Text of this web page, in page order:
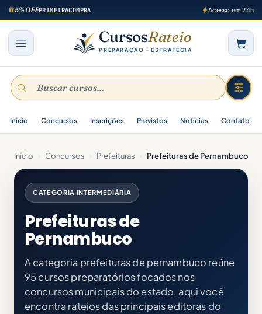
5% OFFPRIMEIRACOMPRA Acesso em 24h
CursosRateio
PREPARAÇÃO · ESTRATÉGIA
Início Concursos Inscrições Previstos Notícias Contato
Início › Concursos › Prefeituras › Prefeituras de Pernambuco
CATEGORIA INTERMEDIÁRIA
Prefeituras de
Pernambuco
A categoria prefeituras de pernambuco reúne
95 cursos preparatórios focados nos
concursos municipais do estado. aqui você
encontra rateios das principais editoras do